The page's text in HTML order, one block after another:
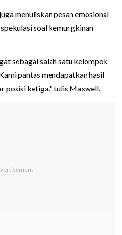
menuliskan pesan emosional
soal kemungkinan
sebagai salah satu kelompok
pantas mendapatkan hasil
posisi ketiga," tulis Maxwell.